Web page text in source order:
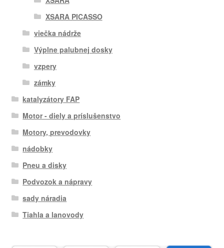
XSARA PICASSO
viečka nádrže
Výplne palubnej dosky
vzpery
zámky
katalyzátory FAP
Motor - diely a príslušenstvo
Motory, prevodovky
nádobky
Pneu a disky
Podvozok a nápravy
sady náradia
Tiahla a lanovody